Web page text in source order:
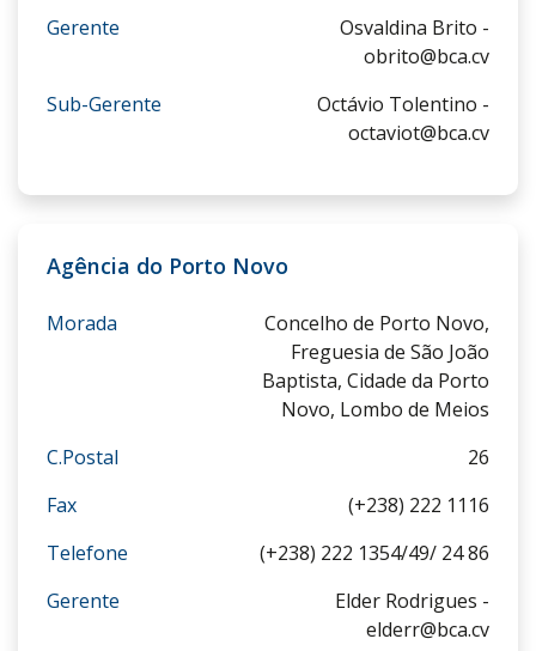
Gerente
Osvaldina Brito -
obrito@bca.cv
Sub-Gerente
Octávio Tolentino -
octaviot@bca.cv
Agência do Porto Novo
Morada
Concelho de Porto Novo,
Freguesia de São João
Baptista, Cidade da Porto
Novo, Lombo de Meios
C.Postal
26
Fax
(+238) 222 1116
Telefone
(+238) 222 1354/49/ 24 86
Gerente
Elder Rodrigues -
elderr@bca.cv